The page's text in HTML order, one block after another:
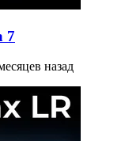
7
назад